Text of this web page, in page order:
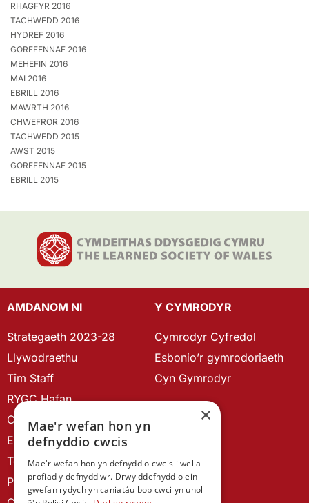
RHAGFYR 2016
TACHWEDD 2016
HYDREF 2016
GORFFENNAF 2016
MEHEFIN 2016
MAI 2016
EBRILL 2016
MAWRTH 2016
CHWEFROR 2016
TACHWEDD 2015
AWST 2015
GORFFENNAF 2015
EBRILL 2015
AMDANOM NI
Strategaeth 2023-28
Llywodraethu
Tîm Staff
RYGC Hafan
Canllawiau brandio
Ein Hanes
Telerau ac Amodau
Polisi Preifatrwydd
Y CYMRODYR
Cymrodyr Cyfredol
Esbonio’r gymrodoriaeth
Cyn Gymrodyr
×
Mae'r wefan hon yn
defnyddio cwcis
Mae'r wefan hon yn defnyddio cwcis i wella
profiad y defnyddiwr. Drwy ddefnyddio ein
gwefan rydych yn caniatáu bob cwci yn unol